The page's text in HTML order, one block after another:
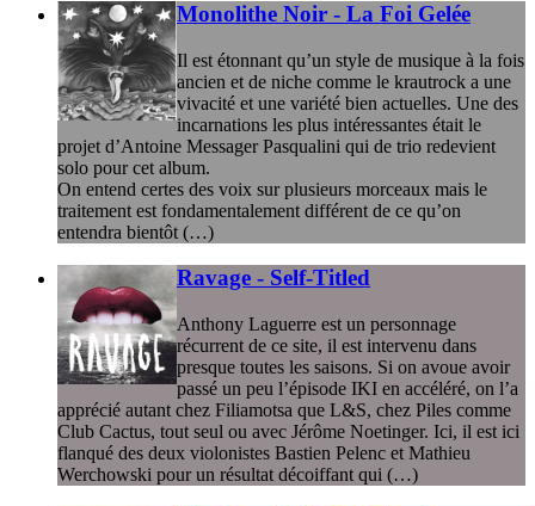
Monolithe Noir - La Foi Gelée
Il est étonnant qu’un style de musique à la fois
ancien et de niche comme le krautrock a une
vivacité et une variété bien actuelles. Une des
incarnations les plus intéressantes était le
projet d’Antoine Messager Pasqualini qui de trio redevient
solo pour cet album.
On entend certes des voix sur plusieurs morceaux mais le
traitement est fondamentalement différent de ce qu’on
entendra bientôt (…)
Ravage - Self-Titled
Anthony Laguerre est un personnage
récurrent de ce site, il est intervenu dans
presque toutes les saisons. Si on avoue avoir
passé un peu l’épisode IKI en accéléré, on l’a
apprécié autant chez Filiamotsa que L&S, chez Piles comme
Club Cactus, tout seul ou avec Jérôme Noetinger. Ici, il est ici
flanqué des deux violonistes Bastien Pelenc et Mathieu
Werchowski pour un résultat décoiffant qui (…)